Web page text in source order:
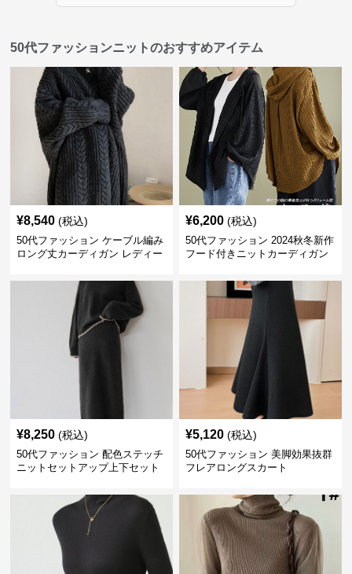
50代ファッションニットのおすすめアイテム
¥8,540 (税込)
50代ファッション ケーブル編み
ロング丈カーディガン レディー
¥6,200 (税込)
50代ファッション 2024秋冬新作
フード付きニットカーディガン
¥8,250 (税込)
50代ファッション 配色ステッチ
ニットセットアップ上下セット
¥5,120 (税込)
50代ファッション 美脚効果抜群
フレアロングスカート